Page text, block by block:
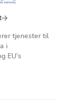
tjenester til
i
EU’s